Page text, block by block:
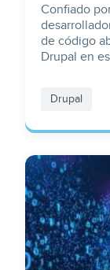
Confiado
de código
Drupal en
Drupal
Image